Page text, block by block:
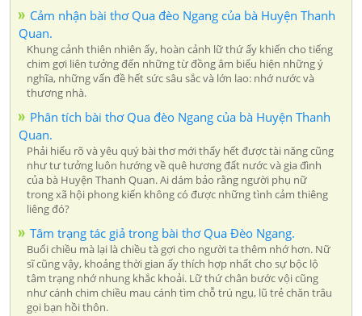
Cảm nhận bài thơ Qua đèo Ngang của bà Huyện Thanh
Quan.
Khung cảnh thiên nhiên ấy, hoàn cảnh lữ thứ ấy khiến cho tiếng
chim gợi liên tưởng đến những từ đồng âm biểu hiện những ý
nghĩa, những vấn đề hết sức sâu sắc và lớn lao: nhớ nước và
thương nhà.
Phân tích bài thơ Qua đèo Ngang của bà Huyện Thanh
Quan.
Phải hiểu rõ và yêu quý bài thơ mới thấy hết được tài năng cũng
như tư tưởng luôn hướng về quê hương đất nước và gia đình
của bà Huyện Thanh Quan. Ai dám bảo rằng người phụ nữ
trong xã hội phong kiến không có được những tình cảm thiêng
liêng đó?
Tâm trạng tác giả trong bài thơ Qua Đèo Ngang.
Buổi chiều mà lại là chiều tà gợi cho người ta thêm nhớ hơn. Nữ
sĩ cũng vậy, khoảng thời gian ấy thích hợp nhất cho sự bộc lộ
tâm trạng nhớ nhung khắc khoải. Lữ thứ chân bước vội cũng
như cánh chim chiều mau cánh tìm chỗ trú ngụ, lũ trẻ chăn trâu
gọi bạn hồi thôn.